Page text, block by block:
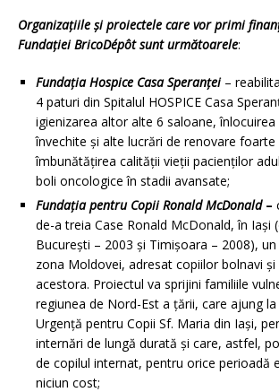
Organizaţiile şi proiectele care vor primi
FundaţieiBricoDépôt sunt următoarele:
Fundația Hospice Casa Speranței–
4 paturi din Spitalul HOSPICE Casa
igienizarea altor alte 6 saloane,
învechite și alte lucrări de renovare
îmbunătățirea calității vieții pacienților
boli oncologice în stadii avansate;
Fundația pentru Copii Ronald McDonald–
de-a treia Case Ronald McDonald, în Iași
București – 2003 și Timișoara – 2008),
zona Moldovei, adresat copiilor bolnavi
acestora. Proiectul va sprijini familiile
regiunea de Nord-Est a țării, care ajung la
Urgență pentru Copii Sf. Maria din Iași,
internări de lungă durată și care, astfel,
de copilul internat, pentru orice perioadă
niciun cost;